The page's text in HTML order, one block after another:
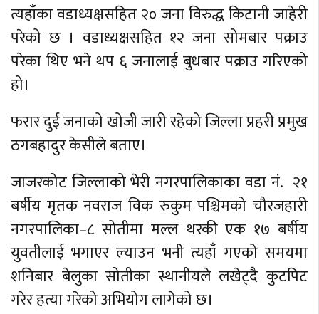
त्यहाँका वडाध्यक्षसहित २० जना विरुद्ध किटानी जाहेरी
परेको छ । वडाध्यक्षसहित १२ जना सोमबार पक्राउ
परेका थिए भने थप ६ जनालाई बुधबार पक्राउ गरिएको
हो।
फरार दुई जनाको खोजी जारी रहेको जिल्ला प्रहरी प्रमुख
ठगबहादुर केसीले बताए।
जाजरकोट जिल्लाको भेरी नगरपालिकाका वडा नं. २१
बर्षीय मृतक नवराज विक रुकुम पश्चिमको चौरजहारी
नगरपालिका–८ सोतीमा मल्ल थरकी एक १७ बर्षीय
युवतीलाई भगाएर ल्याउन भनी त्यहाँ गएको समयमा
शनिबार बेलुका सोतीका स्थानीयले लखेट्दै कुटपिट
गरेर हत्या गरेको अभियोग लागेको छ।